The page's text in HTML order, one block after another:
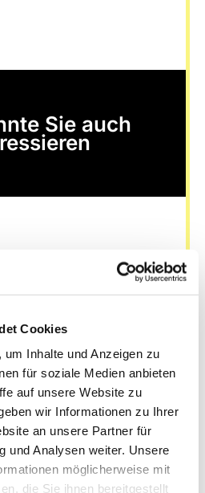
Cookies
Inhalte und Anzeigen zu
für soziale Medien anbieten
auf unsere Website zu
wir Informationen zu Ihrer
an unsere Partner für
und Analysen weiter. Unsere
möglicherweise mit
die Sie ihnen bereitgestellt
Sie auch